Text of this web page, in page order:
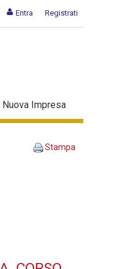
Entra Registrati
DEL
Nuova Impresa
Stampa